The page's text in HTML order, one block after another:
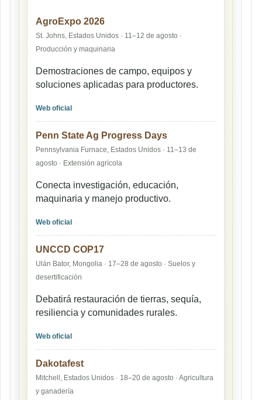
AgroExpo 2026
St. Johns, Estados Unidos · 11–12 de agosto ·
Producción y maquinaria
Demostraciones de campo, equipos y
soluciones aplicadas para productores.
Web oficial
Penn State Ag Progress Days
Pennsylvania Furnace, Estados Unidos · 11–13 de
agosto · Extensión agrícola
Conecta investigación, educación,
maquinaria y manejo productivo.
Web oficial
UNCCD COP17
Ulán Bator, Mongolia · 17–28 de agosto · Suelos y
desertificación
Debatirá restauración de tierras, sequía,
resiliencia y comunidades rurales.
Web oficial
Dakotafest
Mitchell, Estados Unidos · 18–20 de agosto · Agricultura
y ganadería